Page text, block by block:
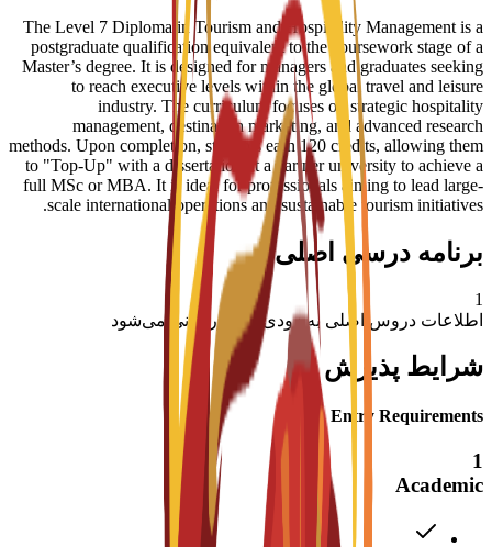
The Level 7 Diploma in Tourism and Hospitality Management is a
postgraduate qualification equivalent to the coursework stage of a
Master’s degree. It is designed for managers and graduates seeking
to reach executive levels within the global travel and leisure
industry. The curriculum focuses on strategic hospitality
management, destination marketing, and advanced research
methods. Upon completion, students earn 120 credits, allowing them
to "Top-Up" with a dissertation at a partner university to achieve a
full MSc or MBA. It is ideal for professionals aiming to lead large-
scale international operations and sustainable tourism initiatives.
برنامه درسی اصلی
1
اطلاعات دروس اصلی به زودی به‌روزرسانی می‌شود
شرایط پذیرش
Entry Requirements
1
Academic